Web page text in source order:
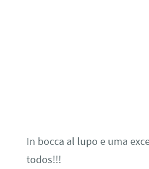
In bocca al lupo e uma
todos!!!